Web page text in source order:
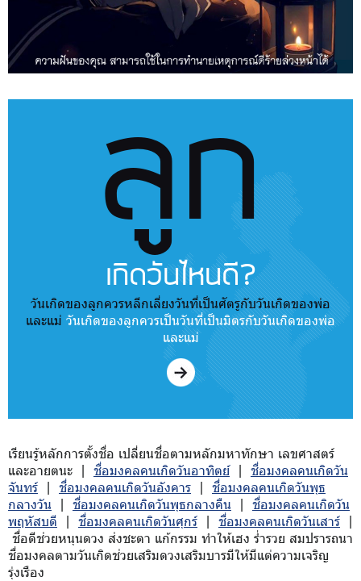
ลูก
เกิดวันไหนดี?
วันเกิดของลูกควรหลีกเลี่ยงวันที่เป็นศัตรูกับวันเกิดของพ่อ
และแม่ วันเกิดของลูกควรเป็นวันที่เป็นมิตรกับวันเกิดของพ่อ
และแม่
เรียนรู้หลักการตั้งชื่อ เปลี่ยนชื่อตามหลักมหาทักษา เลขศาสตร์
และอายตนะ | ชื่อมงคลคนเกิดวันอาทิตย์| ชื่อมงคลคนเกิดวัน
จันทร์ | ชื่อมงคลคนเกิดวันอังคาร | ชื่อมงคลคนเกิดวันพุธ
กลางวัน | ชื่อมงคลคนเกิดวันพุธกลางคืน | ชื่อมงคลคนเกิดวัน
พฤหัสบดี | ชื่อมงคลคนเกิดวันศุกร์ | ชื่อมงคลคนเกิดวันเสาร์ |
ชื่อดีช่วยหนุนดวง ส่งชะตา แก้กรรม ทำให้เฮง ร่ำรวย สมปรารถนา
ชื่อมงคลตามวันเกิดช่วยเสริมดวงเสริมบารมีให้มีแต่ความเจริญ
รุ่งเรือง